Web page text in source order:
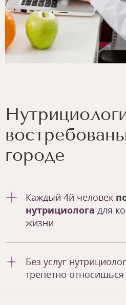
городе
Каждый 4й человек
нутрициолога для
жизни
Без услуг
трепетно